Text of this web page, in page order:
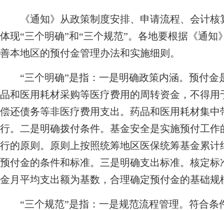
《通知》从政策制度安排、申请流程、会计核
体现“三个明确”和“三个规范”。各地要根据《通
善本地区的预付金管理办法和实施细则。
“三个明确”是指：一是明确政策内涵。预付金
品和医用耗材采购等医疗费用的周转资金，不得
偿还债务等非医疗费用支出。药品和医用耗材集中
行。二是明确拨付条件。基金安全是实施预付工
行的原则。原则上按照统筹地区医保统筹基金累
预付金的条件和标准。三是明确支出标准。核定
金月平均支出额为基数，合理确定预付金的基础
“三个规范”是指：一是规范流程管理。符合条